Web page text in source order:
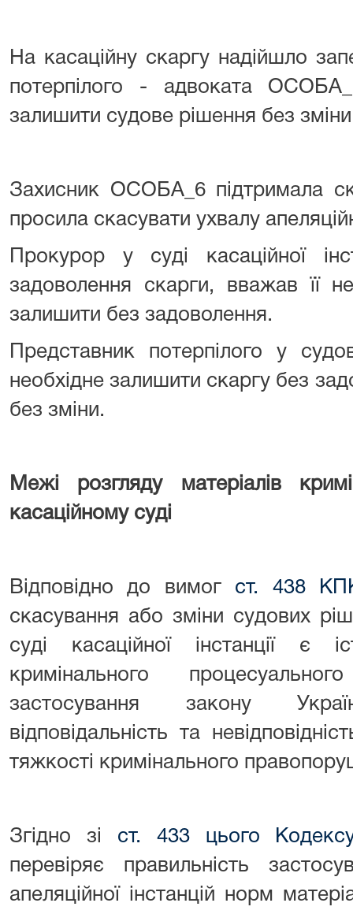
На касаційну скаргу надійшло
потерпілого - адвоката
залишити судове рішення без
Захисник ОСОБА_6 підтримала
просила скасувати ухвалу
Прокурор у суді касаційної
задоволення скарги, вважав її
залишити без задоволення.
Представник потерпілого у
необхідне залишити скаргу без
без зміни.
Межі розгляду матеріалів
касаційному суді
Відповідно до вимог ст. 438
скасування або зміни судових
суді касаційної інстанції є
кримінального
застосування закону
відповідальність та
тяжкості кримінального
Згідно зі ст. 433 цього
перевіряє правильність
апеляційної інстанцій норм